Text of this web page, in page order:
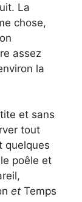
La
chose,
assez
la
et sans
tout
quelques
poêle et
et Temps